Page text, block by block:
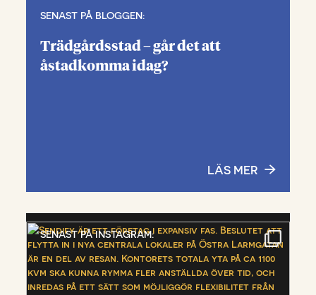
SENAST PÅ BLOGGEN:
Trädgårdsstad – går det att
åstadkomma idag?
LÄS MER
SENAST PÅ INSTAGRAM: